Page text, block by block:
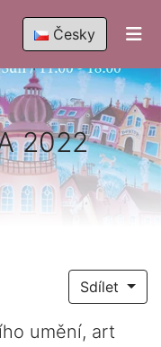
Česky
2022
Sdílet
umění, art